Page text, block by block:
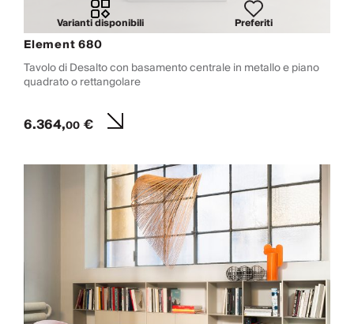
Varianti disponibili Preferiti
Element 680
Tavolo di Desalto con basamento centrale in metallo e piano
quadrato o rettangolare
6.364,00€